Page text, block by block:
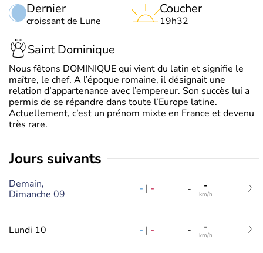
Dernier
croissant de Lune
Coucher
19h32
Saint Dominique
Nous fêtons DOMINIQUE qui vient du latin et signifie le
maître, le chef. A l’époque romaine, il désignait une
relation d’appartenance avec l’empereur. Son succès lui a
permis de se répandre dans toute l’Europe latine.
Actuellement, c’est un prénom mixte en France et devenu
très rare.
jours suivants
Demain,
Dimanche 09
- | - - -
km/h
Lundi 10 - | - - -
km/h